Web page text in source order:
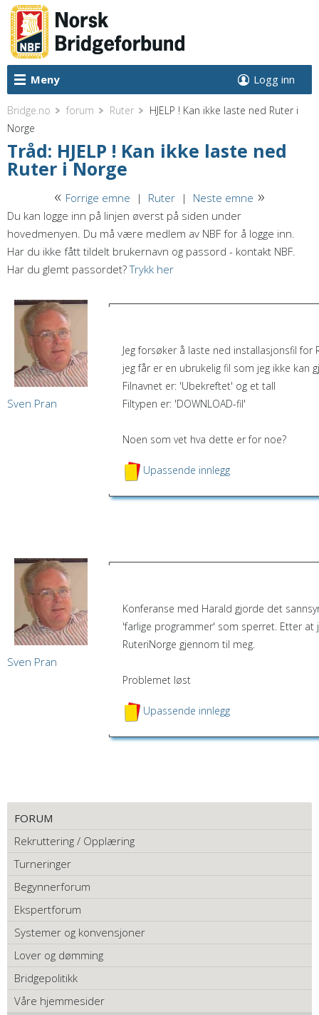
Meny Logg inn
Bridge.no forum Ruter
HJELP ! Kan ikke laste ned Ruter i
Norge
Tråd: HJELP ! Kan ikke laste ned
Ruter i Norge
« Forrige emne | Ruter | Neste emne »
Du kan logge inn på linjen øverst på siden under
hovedmenyen. Du må være medlem av NBF for å logge inn.
Har du ikke fått tildelt brukernavn og passord - kontakt NBF.
Har du glemt passordet?Trykk her
Sven Pran
Jeg forsøker å laste ned installasjonsfil
jeg får er en ubrukelig fil som jeg ikke kan
Filnavnet er: 'Ubekreftet' og et tall
Filtypen er: 'DOWNLOAD-fil'
Noen som vet hva dette er for noe?
Upassende innlegg
Sven Pran
Konferanse med Harald gjorde det
'farlige programmer' som sperret. Etter at
RuteriNorge gjennom til meg.
Problemet løst
Upassende innlegg
FORUM
Rekruttering / Opplæring
Turneringer
Begynnerforum
Ekspertforum
Systemer og konvensjoner
Lover og dømming
Bridgepolitikk
Våre hjemmesider